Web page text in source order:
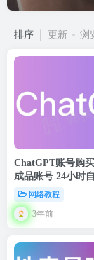
排序 更新 浏
ChatGPT账号购
成品账号 24小时
网络教程
3年前